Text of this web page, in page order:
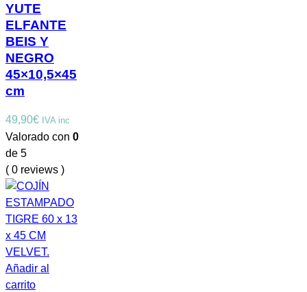
YUTE
ELFANTE
BEIS Y
NEGRO
45×10,5×45
cm
49,90€ IVA inc
Valorado con 0
de 5
( 0 reviews )
Añadir al
carrito